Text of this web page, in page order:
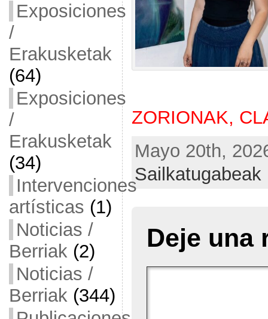
Exposiciones
/
Erakusketak
(64)
Exposiciones
/
Erakusketak
(34)
Intervenciones
artísticas (1)
Noticias /
Berriak(2)
Noticias /
Berriak(344)
ZORIONAK,
Mayo 20th,
Sailkatugabeak
Deje una